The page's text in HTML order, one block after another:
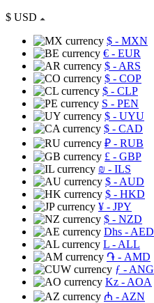
$ USD
$ - MXN
€ - EUR
$ - ARS
$ - COP
$ - CLP
S - PEN
$ - UYU
$ - CAD
₽ - RUB
£ - GBP
₪ - ILS
$ - AUD
$ - HKD
¥ - JPY
$ - NZD
Dhs - AED
L - ALL
֏ - AMD
ƒ - ANG
Kz - AOA
₼ - AZN